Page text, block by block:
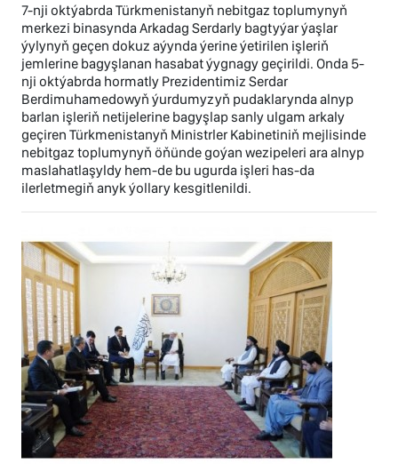
7-nji oktýabrda Türkmenistanyň nebitgaz toplumynyň
merkezi binasynda Arkadag Serdarly bagtyýar ýaşlar
ýylynyň geçen dokuz aýynda ýerine ýetirilen işleriň
jemlerine bagyşlanan hasabat ýygnagy geçirildi. Onda 5-
nji oktýabrda hormatly Prezidentimiz Serdar
Berdimuhamedowyň ýurdumyzyň pudaklarynda alnyp
barlan işleriň netijelerine bagyşlap sanly ulgam arkaly
geçiren Türkmenistanyň Ministrler Kabinetiniň mejlisinde
nebitgaz toplumynyň öňünde goýan wezipeleri ara alnyp
maslahatlaşyldy hem-de bu ugurda işleri has-da
ilerletmegiň anyk ýollary kesgitlenildi.